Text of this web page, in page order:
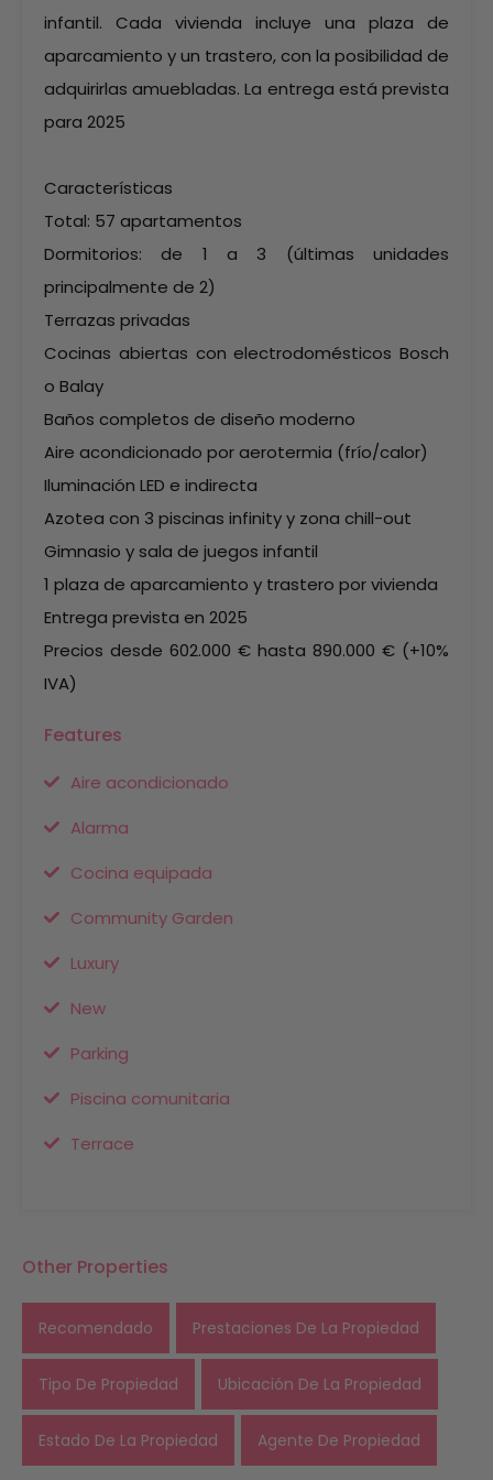
infantil. Cada vivienda incluye una plaza de
aparcamiento y un trastero, con la posibilidad de
adquirirlas amuebladas. La entrega está prevista
para 2025
Características
Total: 57 apartamentos
Dormitorios: de 1 a 3 (últimas unidades
principalmente de 2)
Terrazas privadas
Cocinas abiertas con electrodomésticos Bosch
o Balay
Baños completos de diseño moderno
Aire acondicionado por aerotermia (frío/calor)
Iluminación LED e indirecta
Azotea con 3 piscinas infinity y zona chill-out
Gimnasio y sala de juegos infantil
1 plaza de aparcamiento y trastero por vivienda
Entrega prevista en 2025
Precios desde 602.000 € hasta 890.000 € (+10%
IVA)
Features
Aire acondicionado
Alarma
Cocina equipada
Community Garden
Luxury
New
Parking
Piscina comunitaria
Terrace
Other Properties
Recomendado Prestaciones De La Propiedad
Tipo De Propiedad Ubicación De La Propiedad
Estado De La Propiedad Agente De Propiedad